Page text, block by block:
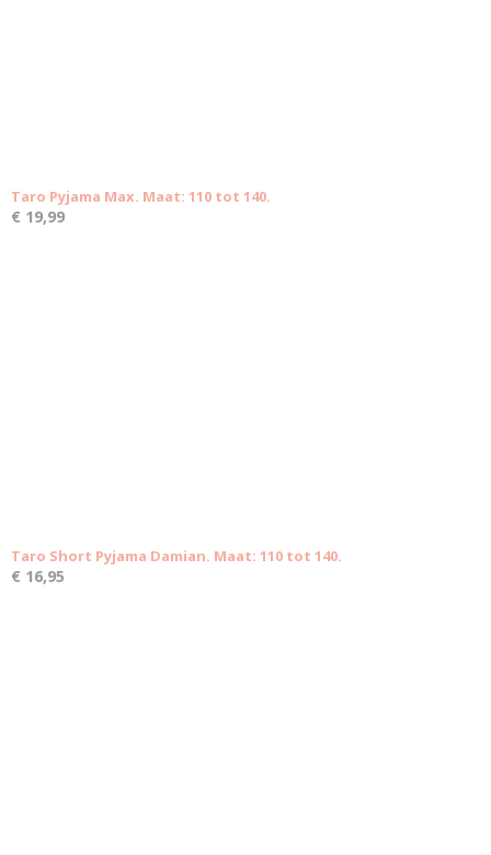
Taro Pyjama Max. Maat: 110 tot 140.
€ 19,99
Taro Short Pyjama Damian. Maat: 110 tot 140.
€ 16,95